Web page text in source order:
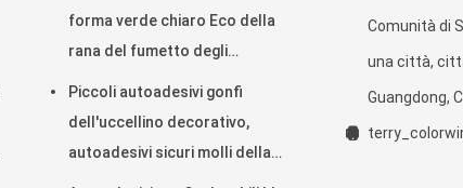
forma verde chiaro Eco della
rana del fumetto degli
Piccoli autoadesivi gonfi
dell'uccellino decorativo,
autoadesivi sicuri molli della
Comunità di
una città,
Guangdong,